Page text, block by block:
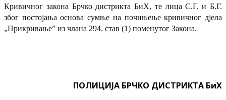
Кривичног закона Брчко дистрикта БиХ, те лица С.Г. и Б.Г.
због постојања основа сумње на почињење кривичног дјела
„Прикривање” из члана 294. став (1) поменутог Закона.
ПОЛИЦИЈА БРЧКО ДИСТРИКТА БиХ